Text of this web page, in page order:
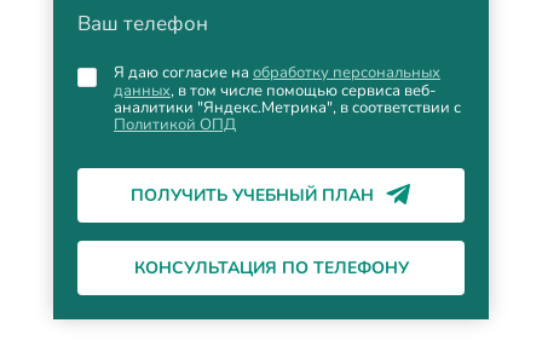
Ваш телефон
Я даю согласие на обработку персональных
данных, в том числе помощью сервиса веб-
аналитики "Яндекс.Метрика", в соответствии с
Политикой ОПД
ПОЛУЧИТЬ УЧЕБНЫЙ ПЛАН
КОНСУЛЬТАЦИЯ ПО ТЕЛЕФОНУ